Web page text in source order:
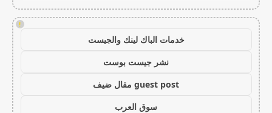
!
خدمات الباك لينك والجيست
نشر جيست بوست
guest post مقال ضيف
سوق العرب